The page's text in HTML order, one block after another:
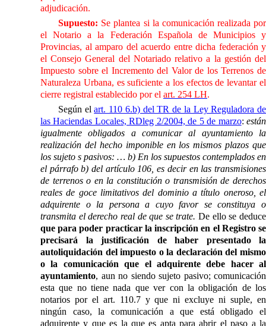
adjudicación.
Supuesto: Se plantea si la comunicación realizada por
el Notario ala Federación Española de Municipios y
Provincias, al amparo del acuerdo entre dicha federación y
elConsejo General del Notariadorelativo a la gestión del
Impuesto sobre el Incremento del Valor de los Terrenos de
Naturaleza Urbana, es suficiente a los efectos de levantar el
cierre registral establecido por el art. 254 LH.
Según elart. 110 6.b) del TR de la Ley Reguladora de
las Haciendas Locales, RDleg 2/2004, de 5 de marzo:están
igualmente obligados a comunicar al ayuntamiento la
realización del hecho imponible en los mismos plazos que
los sujeto s pasivos: … b) En los supuestos contemplados en
el párrafo b) del artículo 106, es decir en las transmisiones
de terrenos o en la constitución o transmisión de derechos
reales de goce limitativos del dominio a título oneroso, el
adquirente o la persona a cuyo favor se constituya o
transmita el derecho real de que se trate.De ello se deduce
que para poder practicar la inscripción en el Registro se
precisará la justificación de haber presentado la
autoliquidación del impuesto o la declaración del mismo
o la comunicación que el adquirente debe hacer al
ayuntamiento, aun no siendo sujeto pasivo; comunicación
esta que no tiene nada que ver con la obligación de los
notarios por el art. 110.7 y que ni excluye ni suple, en
ningún caso, la comunicación a que está obligado el
adquirente y que es la que es apta para abrir el paso a la